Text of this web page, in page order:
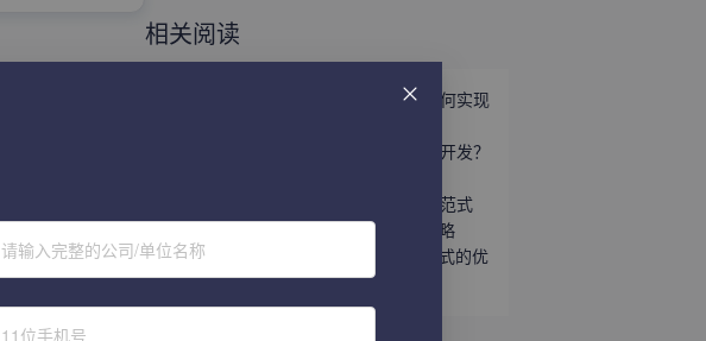
相关阅读
从低效触达到精准转化：水培企业如何实现
如何通过背调客户，实现高效的客户开发？
网易外贸通AI团队，重构外贸增长新范式
外贸客户管理系统选型误区及应对策略
6外贸客户管理系统与传统客户管理方式的优
劣对比
请输入完整的公司/单位名称